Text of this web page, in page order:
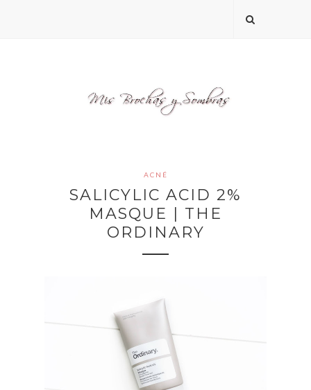
ACNÉ
SALICYLIC ACID 2%
MASQUE | THE
ORDINARY